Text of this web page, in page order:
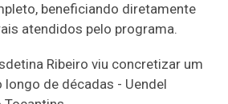
beneficiando diretamente
atendidos pelo programa.